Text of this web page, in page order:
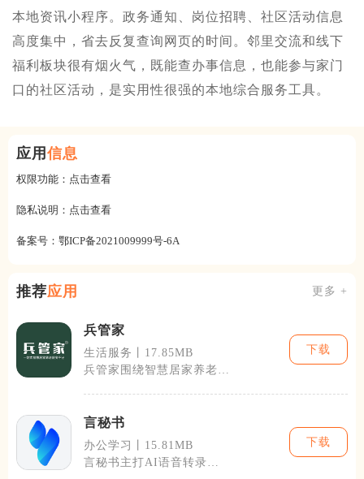
本地资讯小程序。政务通知、岗位招聘、社区活动信息
高度集中，省去反复查询网页的时间。邻里交流和线下
福利板块很有烟火气，既能查办事信息，也能参与家门
口的社区活动，是实用性很强的本地综合服务工具。
应用 信息
权限功能： 点击查看
隐私说明： 点击查看
备案号： 鄂ICP备2021009999号-6A
推荐应用 更多 +
兵管家
生活服务丨17.85MB
兵管家围绕智慧居家养老搭
下载
言秘书
办公学习丨15.81MB
言秘书主打AI语音转录以
下载